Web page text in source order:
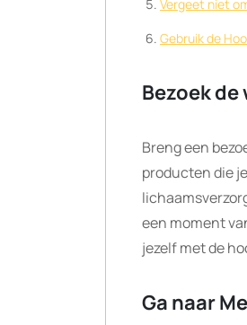
Vergeet niet
Gebruik de
Bezoek
Breng een
producten die
een moment
jezelf met de
Ga naar